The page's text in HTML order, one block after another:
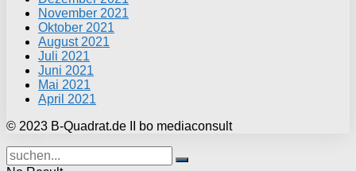
November 2021
Oktober 2021
August 2021
Juli 2021
Juni 2021
Mai 2021
April 2021
© 2023 B-Quadrat.de II bo mediaconsult